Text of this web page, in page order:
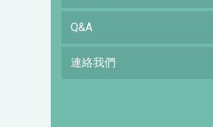
Q&A
連絡我們